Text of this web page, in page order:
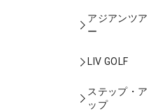
アジアンツア
ー
LIV GOLF
ステップ・ア
ップ